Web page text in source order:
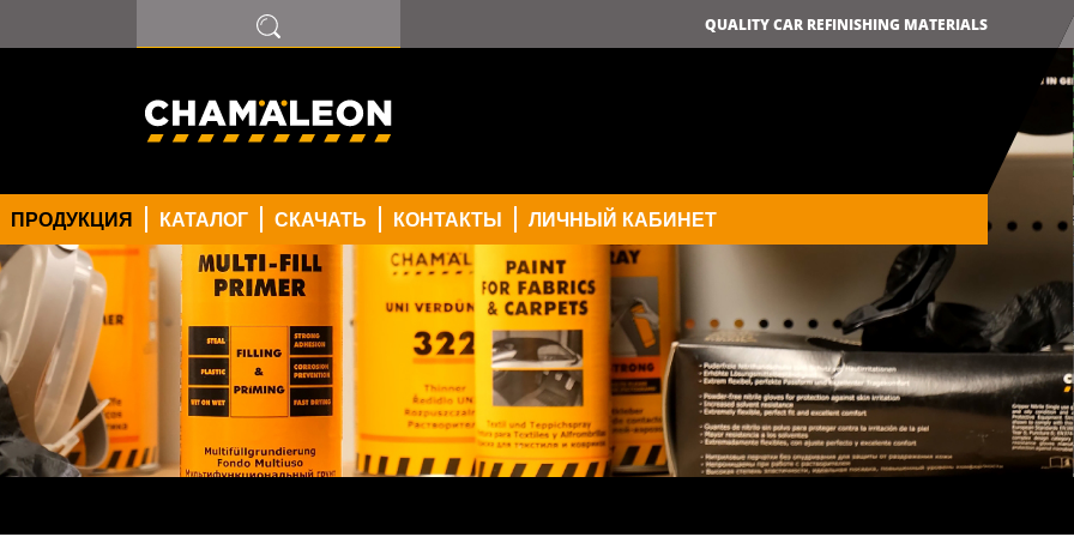
QUALITY CAR REFINISHING MATERIALS
ПРОДУКЦИЯ КАТАЛОГ СКАЧАТЬ КОНТАКТЫ ЛИЧНЫЙ КАБИНЕТ